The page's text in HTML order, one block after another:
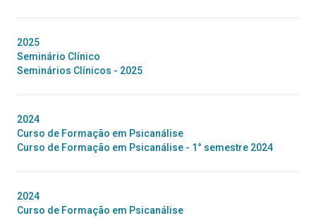
2025
Seminário Clínico
Seminários Clínicos - 2025
2024
Curso de Formação em Psicanálise
Curso de Formação em Psicanálise - 1° semestre 2024
2024
Curso de Formação em Psicanálise